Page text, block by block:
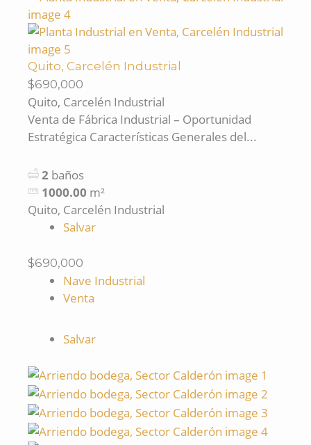
Quito, Carcelén Industrial
$690,000
Quito, Carcelén Industrial
Venta de Fábrica Industrial – Oportunidad
Estratégica Características Generales del...
2 baños
1000.00 m²
Quito, Carcelén Industrial
Salvar
$690,000
Nave Industrial
Venta
Salvar